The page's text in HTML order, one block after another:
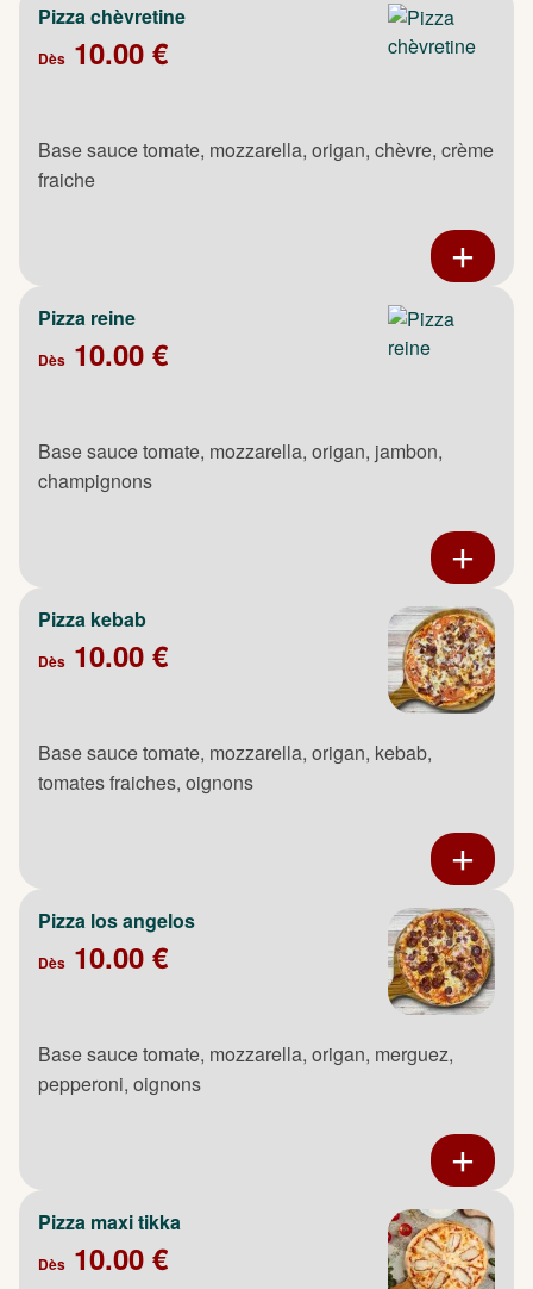
Pizza chèvretine
Dès 10.00 €
Base sauce tomate, mozzarella, origan, chèvre, crème
fraiche
Pizza reine
Dès 10.00 €
Base sauce tomate, mozzarella, origan, jambon,
champignons
Pizza kebab
Dès 10.00 €
Base sauce tomate, mozzarella, origan, kebab,
tomates fraiches, oignons
Pizza los angelos
Dès 10.00 €
Base sauce tomate, mozzarella, origan, merguez,
pepperoni, oignons
Pizza maxi tikka
Dès 10.00 €